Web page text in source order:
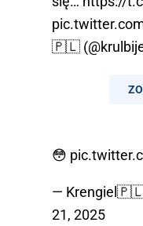
🇵🇱
😳
— Krengiel🇵🇱
21, 2025